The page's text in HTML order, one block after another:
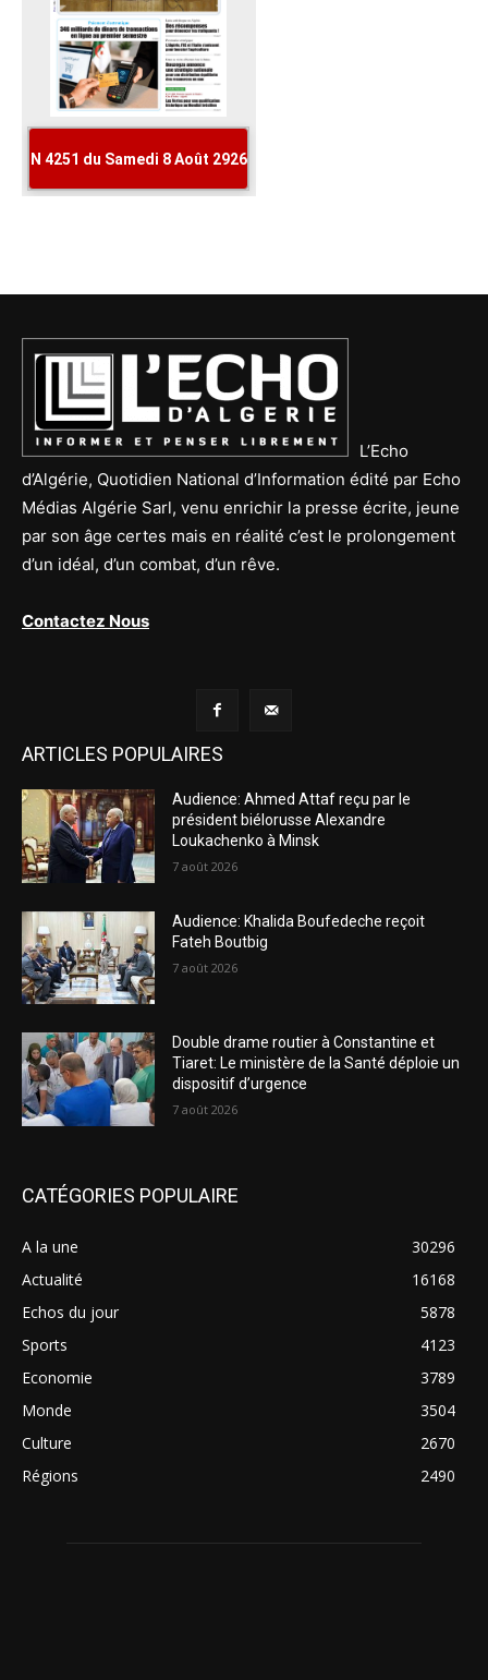
L’Echo
d’Algérie, Quotidien National d’Information édité par Echo
Médias Algérie Sarl, venu enrichir la presse écrite, jeune
par son âge certes mais en réalité c’est le prolongement
d’un idéal, d’un combat, d’un rêve.
Contactez Nous
ARTICLES POPULAIRES
Audience: Ahmed Attaf reçu par le
président biélorusse Alexandre
Loukachenko à Minsk
7 août 2026
Audience: Khalida Boufedeche reçoit
Fateh Boutbig
7 août 2026
Double drame routier à Constantine et
Tiaret: Le ministère de la Santé déploie un
dispositif d’urgence
7 août 2026
CATÉGORIES POPULAIRE
A la une
30296
Actualité
16168
Echos du jour
5878
Sports
4123
Economie
3789
Monde
3504
Culture
2670
Régions
2490